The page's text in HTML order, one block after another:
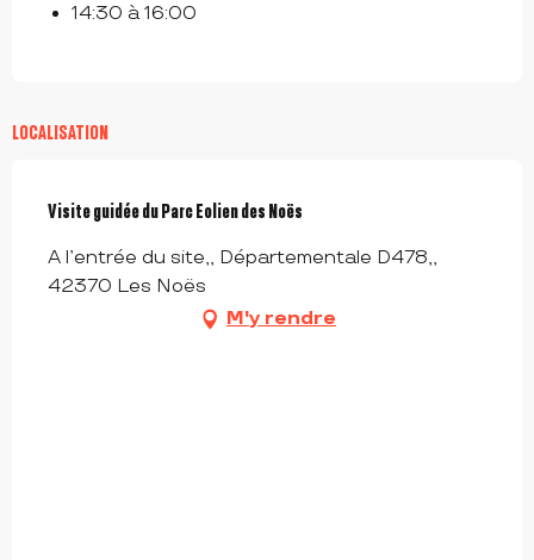
14:30 à 16:00
LOCALISATION
Visite guidée du Parc Eolien des Noës
A l’entrée du site,, Départementale D478,,
42370 Les Noës
M'y rendre